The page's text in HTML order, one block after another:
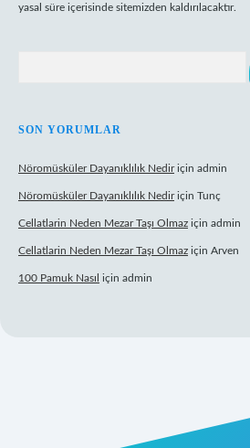
yasal süre içerisinde sitemizden kaldırılacaktır.
SON YORUMLAR
Nöromüsküler Dayanıklılık Nediriçin admin
Nöromüsküler Dayanıklılık Nediriçin Tunç
Cellatlarin Neden Mezar Taşı Olmaz için admin
Cellatlarin Neden Mezar Taşı Olmaz için Arven
100 Pamuk Nasıl için admin